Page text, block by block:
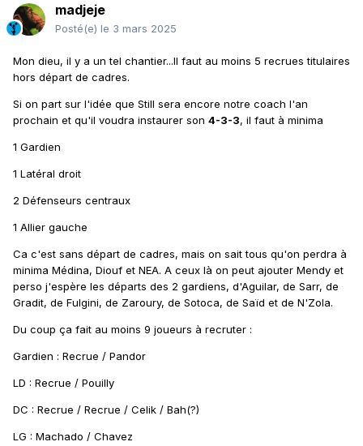
madjeje
Posté(e) le 3 mars 2025
Mon dieu, il y a un tel chantier...Il faut au moins 5 recrues titulaires
hors départ de cadres.
Si on part sur l'idée que Still sera encore notre coach l'an
prochain et qu'il voudra instaurer son 4-3-3, il faut à minima
1 Gardien
1 Latéral droit
2 Défenseurs centraux
1 Allier gauche
Ca c'est sans départ de cadres, mais on sait tous qu'on perdra à
minima Médina, Diouf et NEA. A ceux là on peut ajouter Mendy et
perso j'espère les départs des 2 gardiens, d'Aguilar, de Sarr, de
Gradit, de Fulgini, de Zaroury, de Sotoca, de Saïd et de N'Zola.
Du coup ça fait au moins 9 joueurs à recruter :
Gardien : Recrue / Pandor
LD : Recrue / Pouilly
DC : Recrue / Recrue / Celik / Bah(?)
LG : Machado / Chavez